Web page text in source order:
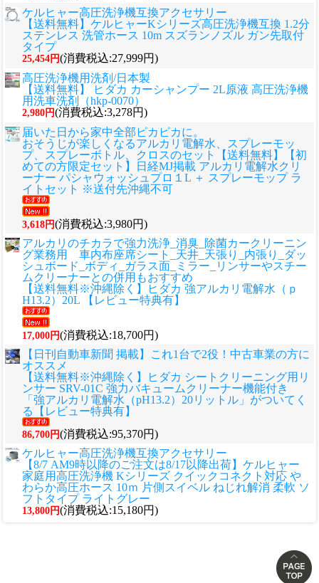
ケルヒャー高圧洗浄機互換アクセサリー
【送料無料】ケルヒャーKシリーズ高圧洗浄機互換 1.2分
ステンレス 洗管ホース 10m スズランノズル ガン先取付
タイプ
25,454円(消費税込:27,999円)
高圧洗浄機用洗剤/日本製
【送料無料】 ヒダカ カーシャンプー 2L原液 高圧洗浄機
用洗車洗剤（hkp-0070）
2,980円(消費税込:3,278円)
届いた日から家中全部ピカピカに。
おそうじが楽しくなるアルカリ電解水、スプレーモッ
プ、スプレーボトル、クロスのセット
【送料無料】【初
めての方限定セット】日経MJ掲載 アルカリ電解水クリ
ーナー パシャウォッシュプロ１L ＋ スプレーモップ ラ
イトセット ※送付先沖縄不可
3,618円(消費税込:3,980円)
アルカリのチカラで強力洗浄_消臭_除菌カークリーニン
グ業務用 車内布座席シート_天井_天張り_内張り_ダッ
シュボード_ボディ_ガラス面_ミラー_リンサーやスチー
ムクリーナーとの併用もおすすめ
【送料無料※沖縄除く】ヒダカ 強アルカリ電解水（ｐ
H13.2）20L 【レビュー特典有】
17,000円(消費税込:18,700円)
【日刊自動車新聞 掲載】これ1台で2役！中古車業の方に
オススメ
【送料無料※沖縄除く】ヒダカ シートクリーニング用リ
ンサー SRV-01C 強力バキュームクリーナー機能付き
「強アルカリ電解水（pH13.2）20リットル」がついてく
る【レビュー特典有】
86,700円(消費税込:95,370円)
ケルヒャー高圧洗浄機互換アクセサリー
【8/7 AM9時以降のご注文は8/17以降出荷】ケルヒャー
家庭用高圧洗浄機 Kシリーズ クイックコネクト対応 や
わらか高圧ホース 10ｍ 片側スイベル ねじれ解消 柔軟 ソ
フトタイプ ライトグレー
13,800円(消費税込:15,180円)